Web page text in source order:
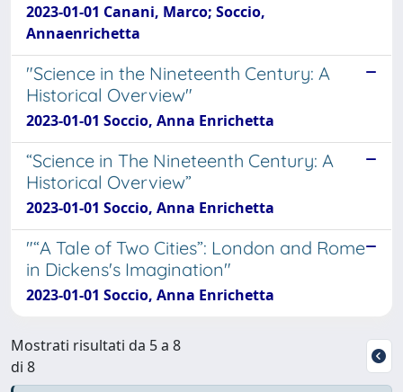
2023-01-01 Canani, Marco; Soccio,
Annaenrichetta
"Science in the Nineteenth Century: A
Historical Overview"
2023-01-01 Soccio, Anna Enrichetta
“Science in The Nineteenth Century: A
Historical Overview”
2023-01-01 Soccio, Anna Enrichetta
"“A Tale of Two Cities”: London and Rome
in Dickens's Imagination"
2023-01-01 Soccio, Anna Enrichetta
Mostrati risultati da 5 a 8
di 8